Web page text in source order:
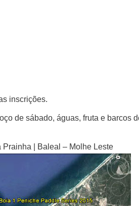
inscrições.
de sábado, águas, fruta e barcos
Prainha | Baleal – Molhe Leste